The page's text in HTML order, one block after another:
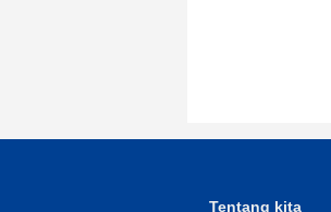
Tentang kita